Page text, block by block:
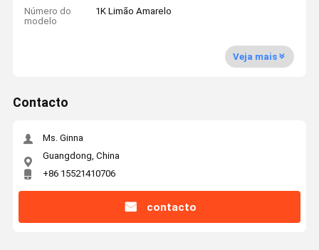
Número do
modelo
1K Limão Amarelo
Veja mais
Contacto
Ms. Ginna
Guangdong, China
+86 15521410706
contacto